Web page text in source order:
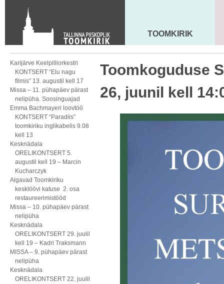
KONTAKT
Toom-Kooli 6, 10130 TALLINN
tallinna.toom@eelk.ee
MAARJA KIRIK
TOOMKIRIK
Karijärve Keelpilliorkestri
KONTSERT “Elu nagu
filmis” 13. augustil kell 17
Missa – 11. pühapäev pärast
nelipüha. Soosinguajad
Emma Bachmayeri loovtöö
KONTSERT “Paradiis”
toomkiriku inglikabelis 9.08
kell 13
Kesknädala
ORELIKONTSERT 5.
augustil kell 19 – Marcin
Kucharczyk
Algavad Toomkiriku
kesklöövi katuse 2. osa
restaureerimistööd
Missa – 10. pühapäev pärast
nelipüha
Kesknädala
ORELIKONTSERT 29. juulil
kell 19 – Kadri Traksmann
MISSA – 9. pühapäev pärast
nelipüha
Kesknädala
ORELIKONTSERT 22. juulil
Toomkoguduse
26, juunil kell